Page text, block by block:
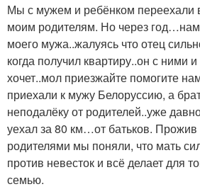
Мы с мужем и ребёнком переехали
моим родителям. Но через
моего мужа..жалуясь что отец
когда получил квартиру..он с ними
хочет..мол приезжайте помогите
приехали к мужу Белоруссию, а
неподалёку от родителей..уже
уехал за 80 км…от батьков. Прожив
родителями мы поняли, что мать
против невесток и всё делает для
семью.